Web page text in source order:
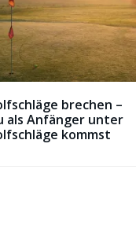
brechen –
als Anfänger unter
kommst